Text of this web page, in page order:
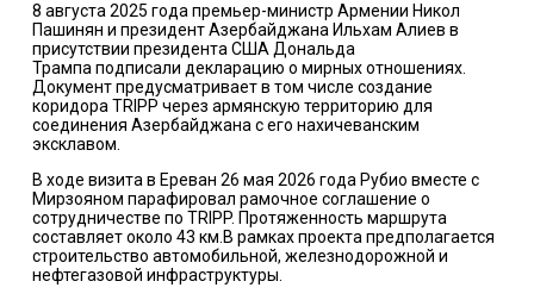
8 августа 2025 года премьер-министр Армении Никол
Пашинян и президент Азербайджана Ильхам Алиев в
присутствии президента США Дональда
Трампаподписали декларацию о мирных отношениях.
Документ предусматривает в том числе создание
коридора TRIPP через армянскую территорию для
соединения Азербайджана с его нахичеванским
эксклавом.
В ходе визита в Ереван 26 мая 2026 года Рубио вместе с
Мирзояном парафировал рамочное соглашение о
сотрудничестве по TRIPP. Протяженность маршрута
составляет около 43 км.В рамках проекта предполагается
строительство автомобильной, железнодорожной и
нефтегазовой инфраструктуры.